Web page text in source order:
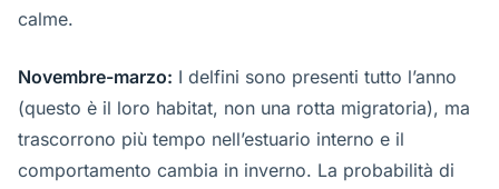
calme.
Novembre-marzo: I delfini sono presenti tutto l’anno
(questo è il loro habitat, non una rotta migratoria), ma
trascorrono più tempo nell’estuario interno e il
comportamento cambia in inverno. La probabilità di